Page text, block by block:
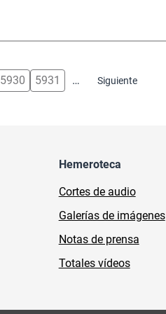
5930 5931 … Siguiente
Siguiente página
Hemeroteca
Cortes de audio
Galerías de imágenes
Notas de prensa
Totales vídeos